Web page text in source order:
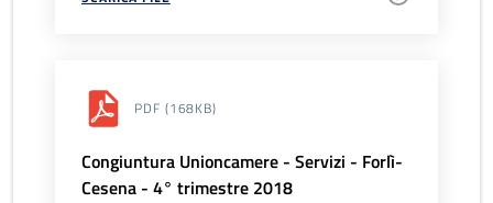
PDF (168KB)
Congiuntura Unioncamere - Servizi - Forlì-
Cesena - 4° trimestre 2018